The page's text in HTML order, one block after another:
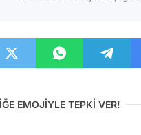
EMOJİYLE TEPKİ VER!